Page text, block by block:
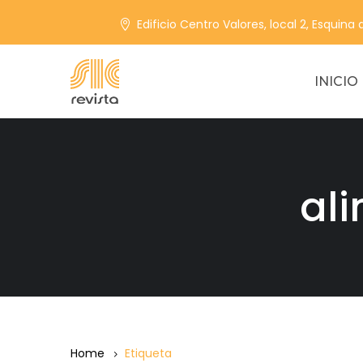
Edificio Centro Valores, local 2, Esquina
INICIO
Home Etiqueta